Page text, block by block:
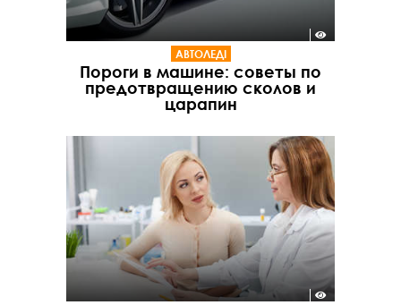
АВТОЛЕДІ
Пороги в машине: советы по
предотвращению сколов и
царапин